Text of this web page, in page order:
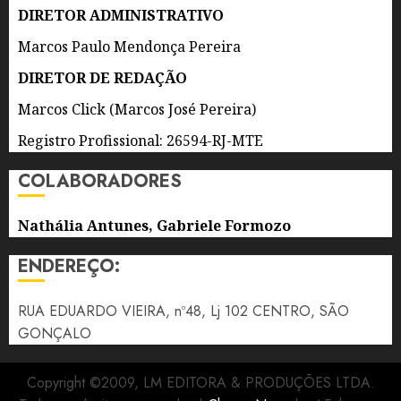
DE 2026
DIRETOR ADMINISTRATIVO
Marcos Paulo Mendonça Pereira
DIRETOR DE REDAÇÃO
Marcos Click (Marcos José Pereira)
Registro Profissional: 26594-RJ-MTE
COLABORADORES
Nathália Antunes, Gabriele Formozo
ENDEREÇO:
RUA EDUARDO VIEIRA, nº48, Lj 102 CENTRO, SÃO
GONÇALO
Copyright ©2009, LM EDITORA & PRODUÇÕES LTDA.